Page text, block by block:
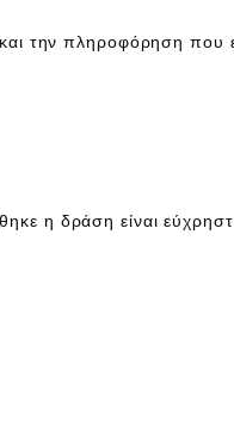
την πληροφόρηση που
η δράση είναι